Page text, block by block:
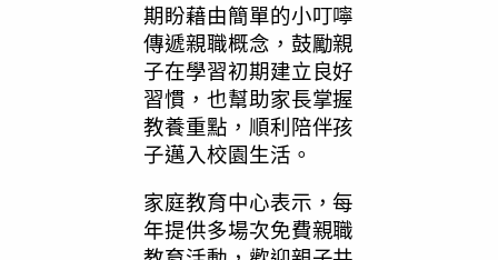
期盼藉由簡單的小叮嚀
傳遞親職概念，鼓勵親
子在學習初期建立良好
習慣，也幫助家長掌握
教養重點，順利陪伴孩
子邁入校園生活。
家庭教育中心表示，每
年提供多場次免費親職